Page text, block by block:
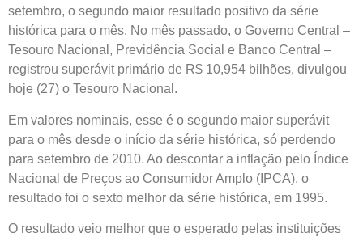
setembro, o segundo maior resultado positivo da série
histórica para o mês. No mês passado, o Governo Central –
Tesouro Nacional, Previdência Social e Banco Central –
registrou superávit primário de R$ 10,954 bilhões, divulgou
hoje (27) o Tesouro Nacional.
Em valores nominais, esse é o segundo maior superávit
para o mês desde o início da série histórica, só perdendo
para setembro de 2010. Ao descontar a inflação pelo Índice
Nacional de Preços ao Consumidor Amplo (IPCA), o
resultado foi o sexto melhor da série histórica, em 1995.
O resultado veio melhor que o esperado pelas instituições